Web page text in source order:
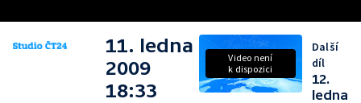
11. ledna
2009
18:33
Video není
k dispozici
Další
díl
12.
ledna